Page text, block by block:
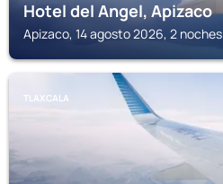
Hotel del Angel, Apizaco
Apizaco, 14 agosto 2026, 2 noches
TLAXCALA